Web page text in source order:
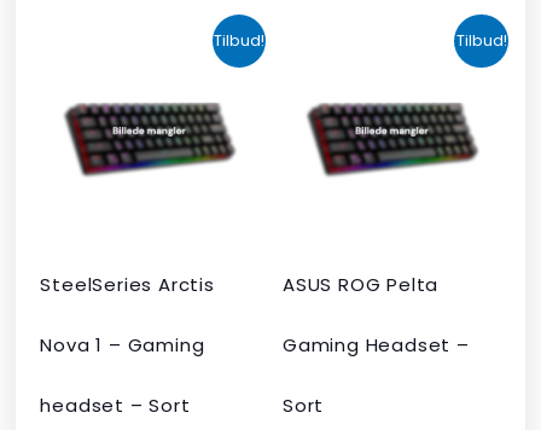
Tilbud!
SteelSeries Arctis
Nova 1 – Gaming
headset – Sort
oprindelige
pris
var:
kr. 424,00.
aktuelle
pris
er:
kr. 349,00.
Tilbud!
ASUS ROG Pelta
Gaming Headset –
Sort
oprindelige
pris
var:
kr.
aktuelle
pris
er:
kr. 679,00.